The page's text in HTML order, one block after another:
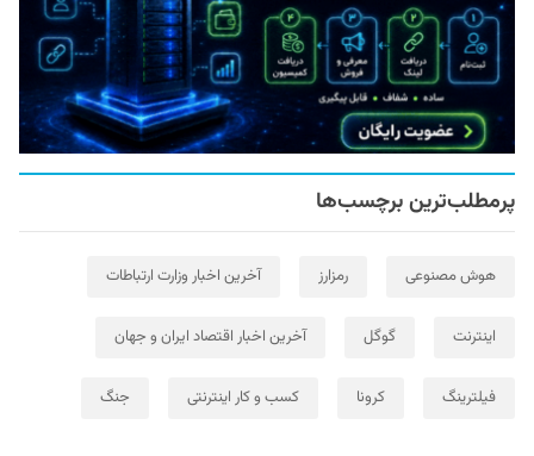
پرمطلب‌ترین برچسب‌ها
هوش مصنوعی رمزارز آخرین اخبار وزارت ارتباطات
اینترنت گوگل آخرین اخبار اقتصاد ایران و جهان
فیلترینگ کرونا کسب و کار اینترنتی جنگ